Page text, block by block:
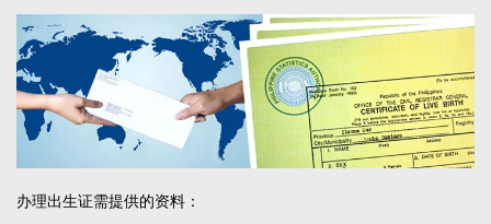
办理出生证需提供的资料：